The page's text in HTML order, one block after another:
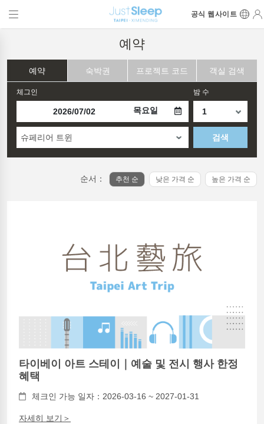
공식 웹사이트
예약
예약 숙박권 프로젝트 코드 객실 검색
체그인
목요일
밤 수
슈페리어 트윈 검색
순서： 추천 순 낮은 가격 순 높은 가격 순
타이베이 아트 스테이｜예술 및 전시 행사 한정
혜택
체크인 가능 일자：2026-03-16 ~ 2027-01-31
자세히 보기＞